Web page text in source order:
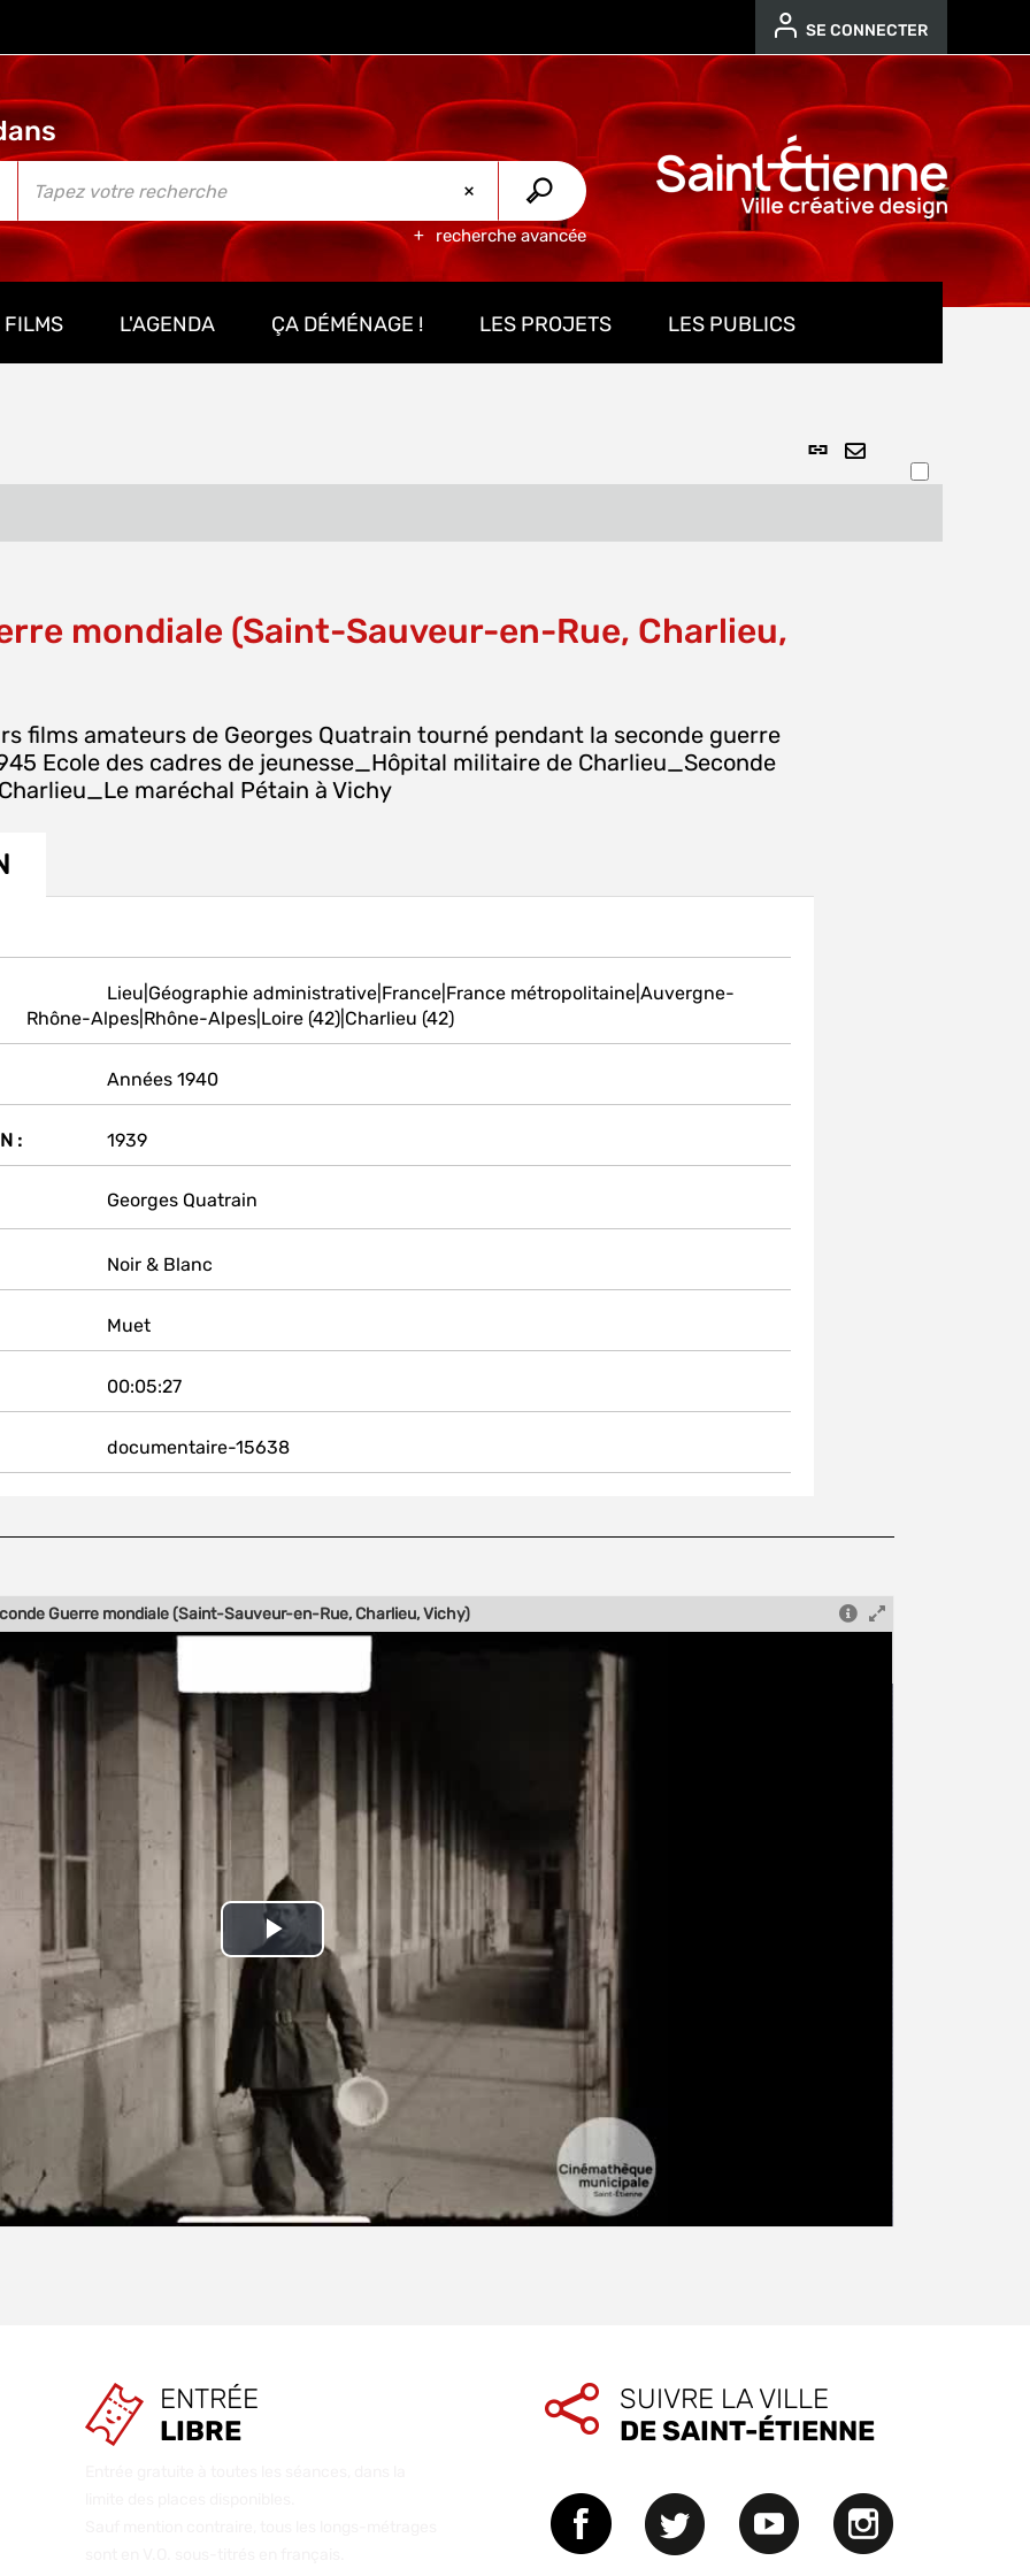
SE CONNECTER
recherche avancée
FILMS L'AGENDA ÇA DÉMÉNAGE ! LES PROJETS LES PUBLICS
Lien
permanent
fenêtre)
ENVOYER
mondiale (Saint-Sauveur-en-Rue, Charlieu,
films amateurs de Georges Quatrain tourné pendant la seconde guerre
Ecole des cadres de jeunesse_Hôpital militaire de Charlieu_Seconde
maréchal Pétain à Vichy
Lieu|Géographie administrative|France|France métropolitaine|Auvergne-
Rhône-Alpes|Rhône-Alpes|Loire (42)|Charlieu (42)
Années 1940
: 1939
Georges Quatrain
Noir & Blanc
Muet
00:05:27
documentaire-15638
Guerre mondiale (Saint-Sauveur-en-Rue, Charlieu, Vichy)
Play
Video
ENTRÉE
LIBRE
SUIVRE LA VILLE
DE SAINT-ÉTIENNE